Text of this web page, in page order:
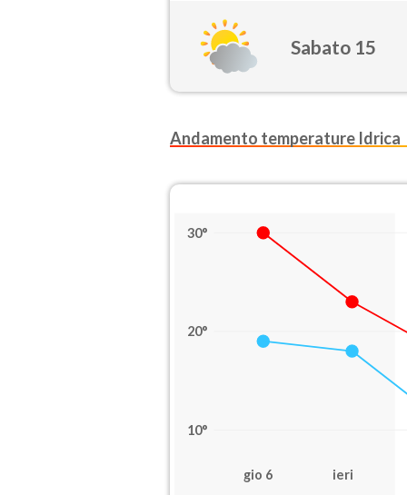
Sabato 15
Andamento temperature Idrica
30°
20°
10°
gio 6 ieri